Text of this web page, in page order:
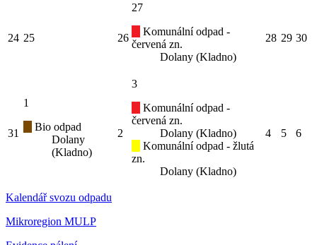
24 25 26
27
Komunální odpad -
červená zn.
Dolany (Kladno)
28 29 30
31
1
Bio odpad
Dolany
(Kladno)
2
3
Komunální odpad -
červená zn.
Dolany (Kladno)
Komunální odpad - žlutá
zn.
Dolany (Kladno)
4 5 6
Kalendář svozu odpadu
Mikroregion MULP